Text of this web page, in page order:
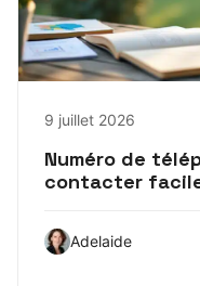
9 juillet 2026
Numéro de
contacter
Adelaide